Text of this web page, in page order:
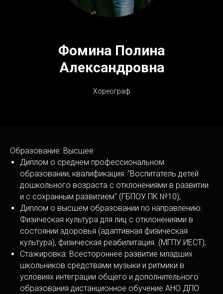
Фомина Полина
Александровна
Х ореограф
Образование: Высшее
Диплом о среднем профессиональном
образовании, квалификация: "Воспитатель детей
дошкольного возраста с отклонениями в развитии
и с сохранным развитием" (ГБПОУ ПК №10);
Диплом о высшем образовании по направлению:
Физическая культура для лиц с отклонениями в
состоянии здоровья (адаптивная физическая
культура), физическая реабилитация. (МГПУ ИЕСТ);
Стажировка: Всестороннее развитие младших
школьников средствами музыки и ритмики в
условиях интеграции общего и дополнительного
образования дистанционное обучение АНО ДПО